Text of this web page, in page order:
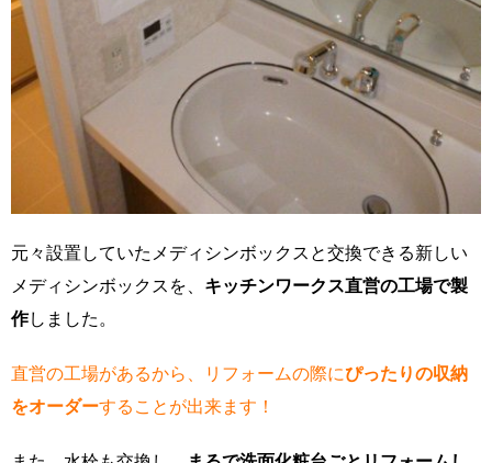
元々設置していたメディシンボックスと交換できる新しい
メディシンボックスを、 キッチンワークス直営の工場で製
作しました。
直営の工場があるから、リフォームの際にぴったりの収納
をオーダーすることが出来ます！